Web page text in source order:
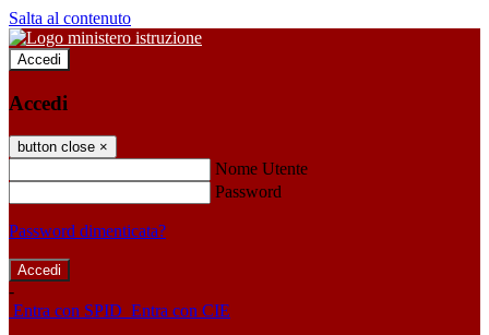
Salta al contenuto
Accedi
Accedi
button close ×
Nome Utente
Password
Password dimenticata?
-
Entra con SPID Entra con CIE